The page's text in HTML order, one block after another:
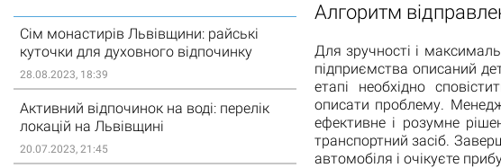
Сім монастирів Львівщини: райські
куточки для духовного відпочинку
28.08.2023, 18:39
Активний відпочинок на воді: перелік
локацій на Львівщині
20.07.2023, 21:45
Алгоритм
Для зручності і
підприємства описаний
етапі необхідно
описати проблему.
ефективне і розумне
транспортний засіб.
автомобіля і очікуєте